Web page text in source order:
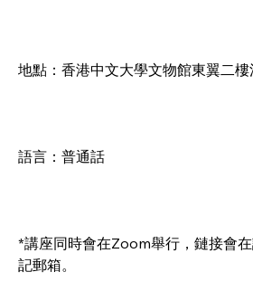
地點：香港中文大學文物館東翼二樓
語言：普通話
*講座同時會在Zoom舉行，鏈接會
記郵箱。